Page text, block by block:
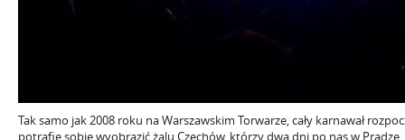
Tak samo jak 2008 roku na Warszawskim Torwarze, cały karnawał
potrafię sobie wyobrazić żalu Czechów, którzy dwa dni po nas w